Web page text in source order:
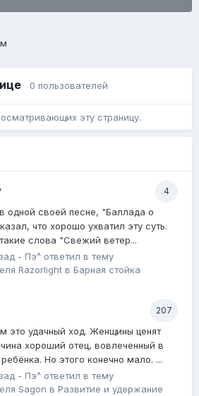
0 пользователей
эту страницу.
4
одной своей песне, "Баллада о
что хорошо ухватил эту суть.
слова "Свежий ветер...
- Пэ^ ответил в тему
Razorlight в Барная стойка
207
это удачный ход. Женщины ценят
хороший отец, вовлеченный в
Но этого конечно мало. ...
- Пэ^ ответил в тему
Sagon в Pазвитие и удержание